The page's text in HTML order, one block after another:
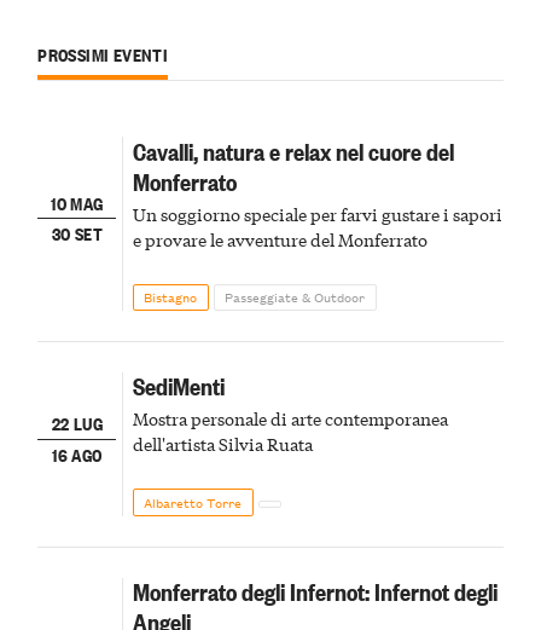
PROSSIMI EVENTI
10 MAG
30 SET
Cavalli, natura e relax nel cuore del
Monferrato
Un soggiorno speciale per farvi gustare i sapori
e provare le avventure del Monferrato
Bistagno Passeggiate & Outdoor
22 LUG
16 AGO
SediMenti
Mostra personale di arte contemporanea
dell'artista Silvia Ruata
Albaretto Torre
Monferrato degli Infernot: Infernot degli
Angeli